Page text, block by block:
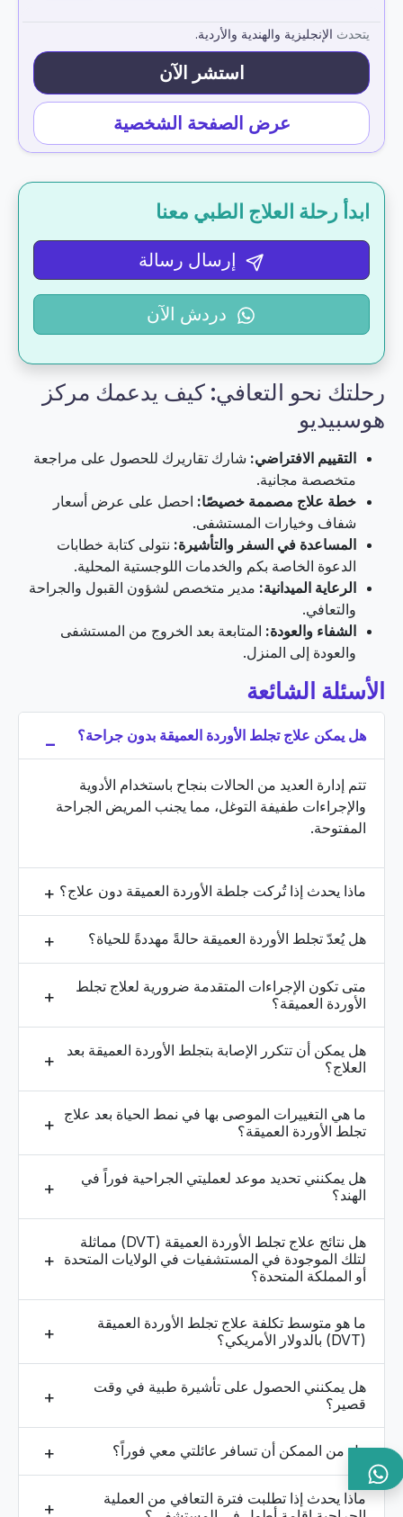
يتحدث الإنجليزية والهندية والأردية.
استشر الآن
عرض الصفحة الشخصية
ابدأ رحلة العلاج الطبي معنا
إرسال رسالة
دردش الآن
رحلتك نحو التعافي: كيف يدعمك مركز
هوسبيديو
التقييم الافتراضي: شارك تقاريرك للحصول على مراجعة
متخصصة مجانية.
خطة علاج مصممة خصيصًا: احصل على عرض أسعار
شفاف وخيارات المستشفى.
المساعدة في السفر والتأشيرة: نتولى كتابة خطابات
الدعوة الخاصة بكم والخدمات اللوجستية المحلية.
الرعاية الميدانية: مدير متخصص لشؤون القبول والجراحة
والتعافي.
الشفاء والعودة: المتابعة بعد الخروج من المستشفى
والعودة إلى المنزل.
الأسئلة الشائعة
هل يمكن علاج تجلط الأوردة العميقة بدون جراحة؟
تتم إدارة العديد من الحالات بنجاح باستخدام الأدوية
والإجراءات طفيفة التوغل، مما يجنب المريض الجراحة
المفتوحة.
ماذا يحدث إذا تُركت جلطة الأوردة العميقة دون علاج؟
هل يُعدّ تجلط الأوردة العميقة حالةً مهددةً للحياة؟
متى تكون الإجراءات المتقدمة ضرورية لعلاج تجلط
الأوردة العميقة؟
هل يمكن أن تتكرر الإصابة بتجلط الأوردة العميقة بعد
العلاج؟
ما هي التغييرات الموصى بها في نمط الحياة بعد علاج
تجلط الأوردة العميقة؟
هل يمكنني تحديد موعد لعمليتي الجراحية فوراً في
الهند؟
هل نتائج علاج تجلط الأوردة العميقة (DVT) مماثلة
لتلك الموجودة في المستشفيات في الولايات المتحدة
أو المملكة المتحدة؟
ما هو متوسط ​​تكلفة علاج تجلط الأوردة العميقة
(DVT) بالدولار الأمريكي؟
هل يمكنني الحصول على تأشيرة طبية في وقت
قصير؟
هل من الممكن أن تسافر عائلتي معي فوراً؟
ماذا يحدث إذا تطلبت فترة التعافي من العملية